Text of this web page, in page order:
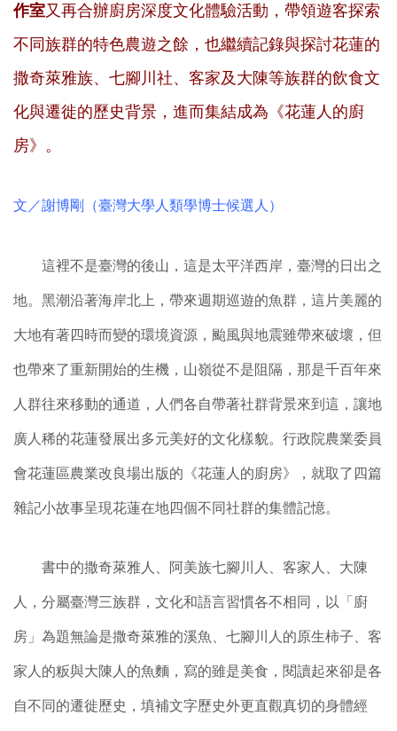
作室又再合辦廚房深度文化體驗活動，帶領遊客探索
不同族群的特色農遊之餘，也繼續記錄與探討花蓮的
撒奇萊雅族、七腳川社、客家及大陳等族群的飲食文
化與遷徙的歷史背景，進而集結成為《花蓮人的廚
房》。
文／謝博剛（臺灣大學人類學博士候選人）
這裡不是臺灣的後山，這是太平洋西岸，臺灣的日出之
地。黑潮沿著海岸北上，帶來週期巡遊的魚群，這片美麗的
大地有著四時而變的環境資源，颱風與地震雖帶來破壞，但
也帶來了重新開始的生機，山嶺從不是阻隔，那是千百年來
人群往來移動的通道，人們各自帶著社群背景來到這，讓地
廣人稀的花蓮發展出多元美好的文化樣貌。行政院農業委員
會花蓮區農業改良場出版的《花蓮人的廚房》，就取了四篇
雜記小故事呈現花蓮在地四個不同社群的集體記憶。
書中的撒奇萊雅人、阿美族七腳川人、客家人、大陳
人，分屬臺灣三族群，文化和語言習慣各不相同，以「廚
房」為題無論是撒奇萊雅的溪魚、七腳川人的原生柿子、客
家人的粄與大陳人的魚麵，寫的雖是美食，閱讀起來卻是各
自不同的遷徙歷史，填補文字歷史外更直觀真切的身體經